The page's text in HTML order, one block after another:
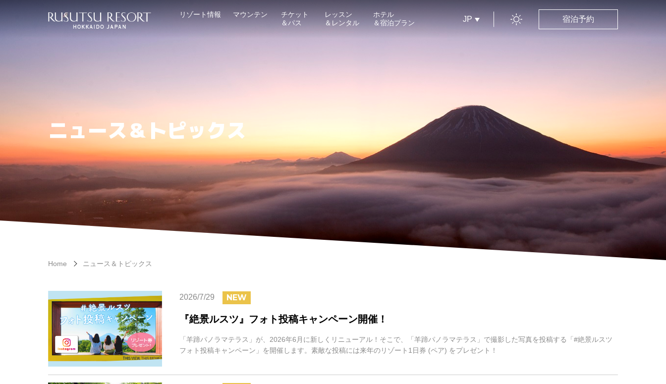
リゾート情報 マウンテン
チケット
＆パス
レッスン
＆レンタル
ホテル
＆宿泊プラン
JP 宿泊予約
ニュース＆トピックス
Home ニュース＆トピックス
『絶景ルスツ』フォト投稿キャンペーン開催！
2026/7/29
「羊蹄パノラマテラス」が、2026年6月に新しくリニューアル！そこで、「羊蹄パノラマテラス」で撮影した写真を投稿する「#絶景ルスツ
フォト投稿キャンペーン」を開催します。素敵な投稿には来年のリゾート1日券 (ペア) をプレゼント！